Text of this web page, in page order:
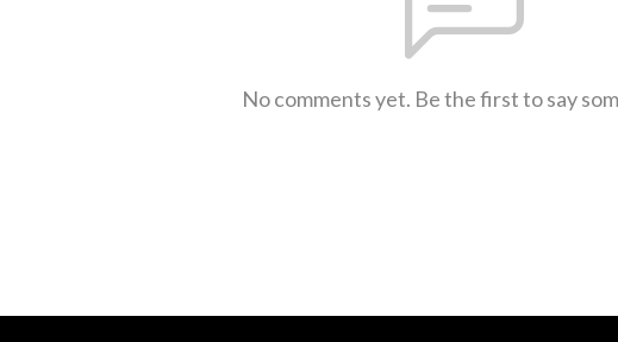
No comments yet. Be the first to say